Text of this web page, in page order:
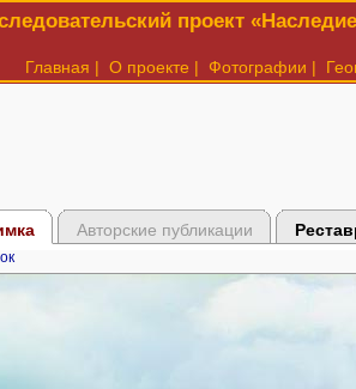
проект
Главная | О проекте | Фотографии |
Авторские публикации